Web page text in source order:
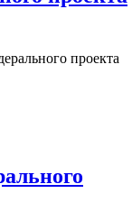
проекта